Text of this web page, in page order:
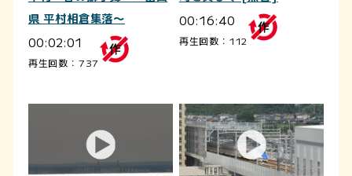
県 平村相倉集落～
00:02:01
再生回数：737
00:16:40
再生回数：112